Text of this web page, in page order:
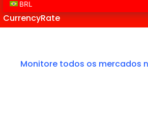
CurrencyRate
Monitore todos os mercados